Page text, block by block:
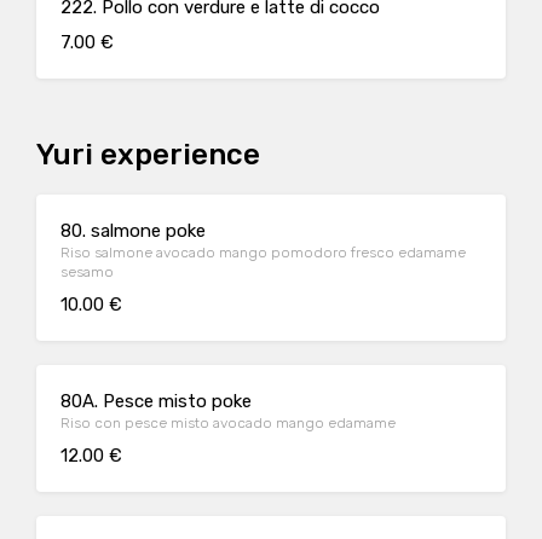
222. Pollo con verdure e latte di cocco
7.00 €
Yuri experience
80. salmone poke
Riso salmone avocado mango pomodoro fresco edamame
sesamo
10.00 €
80A. Pesce misto poke
Riso con pesce misto avocado mango edamame
12.00 €